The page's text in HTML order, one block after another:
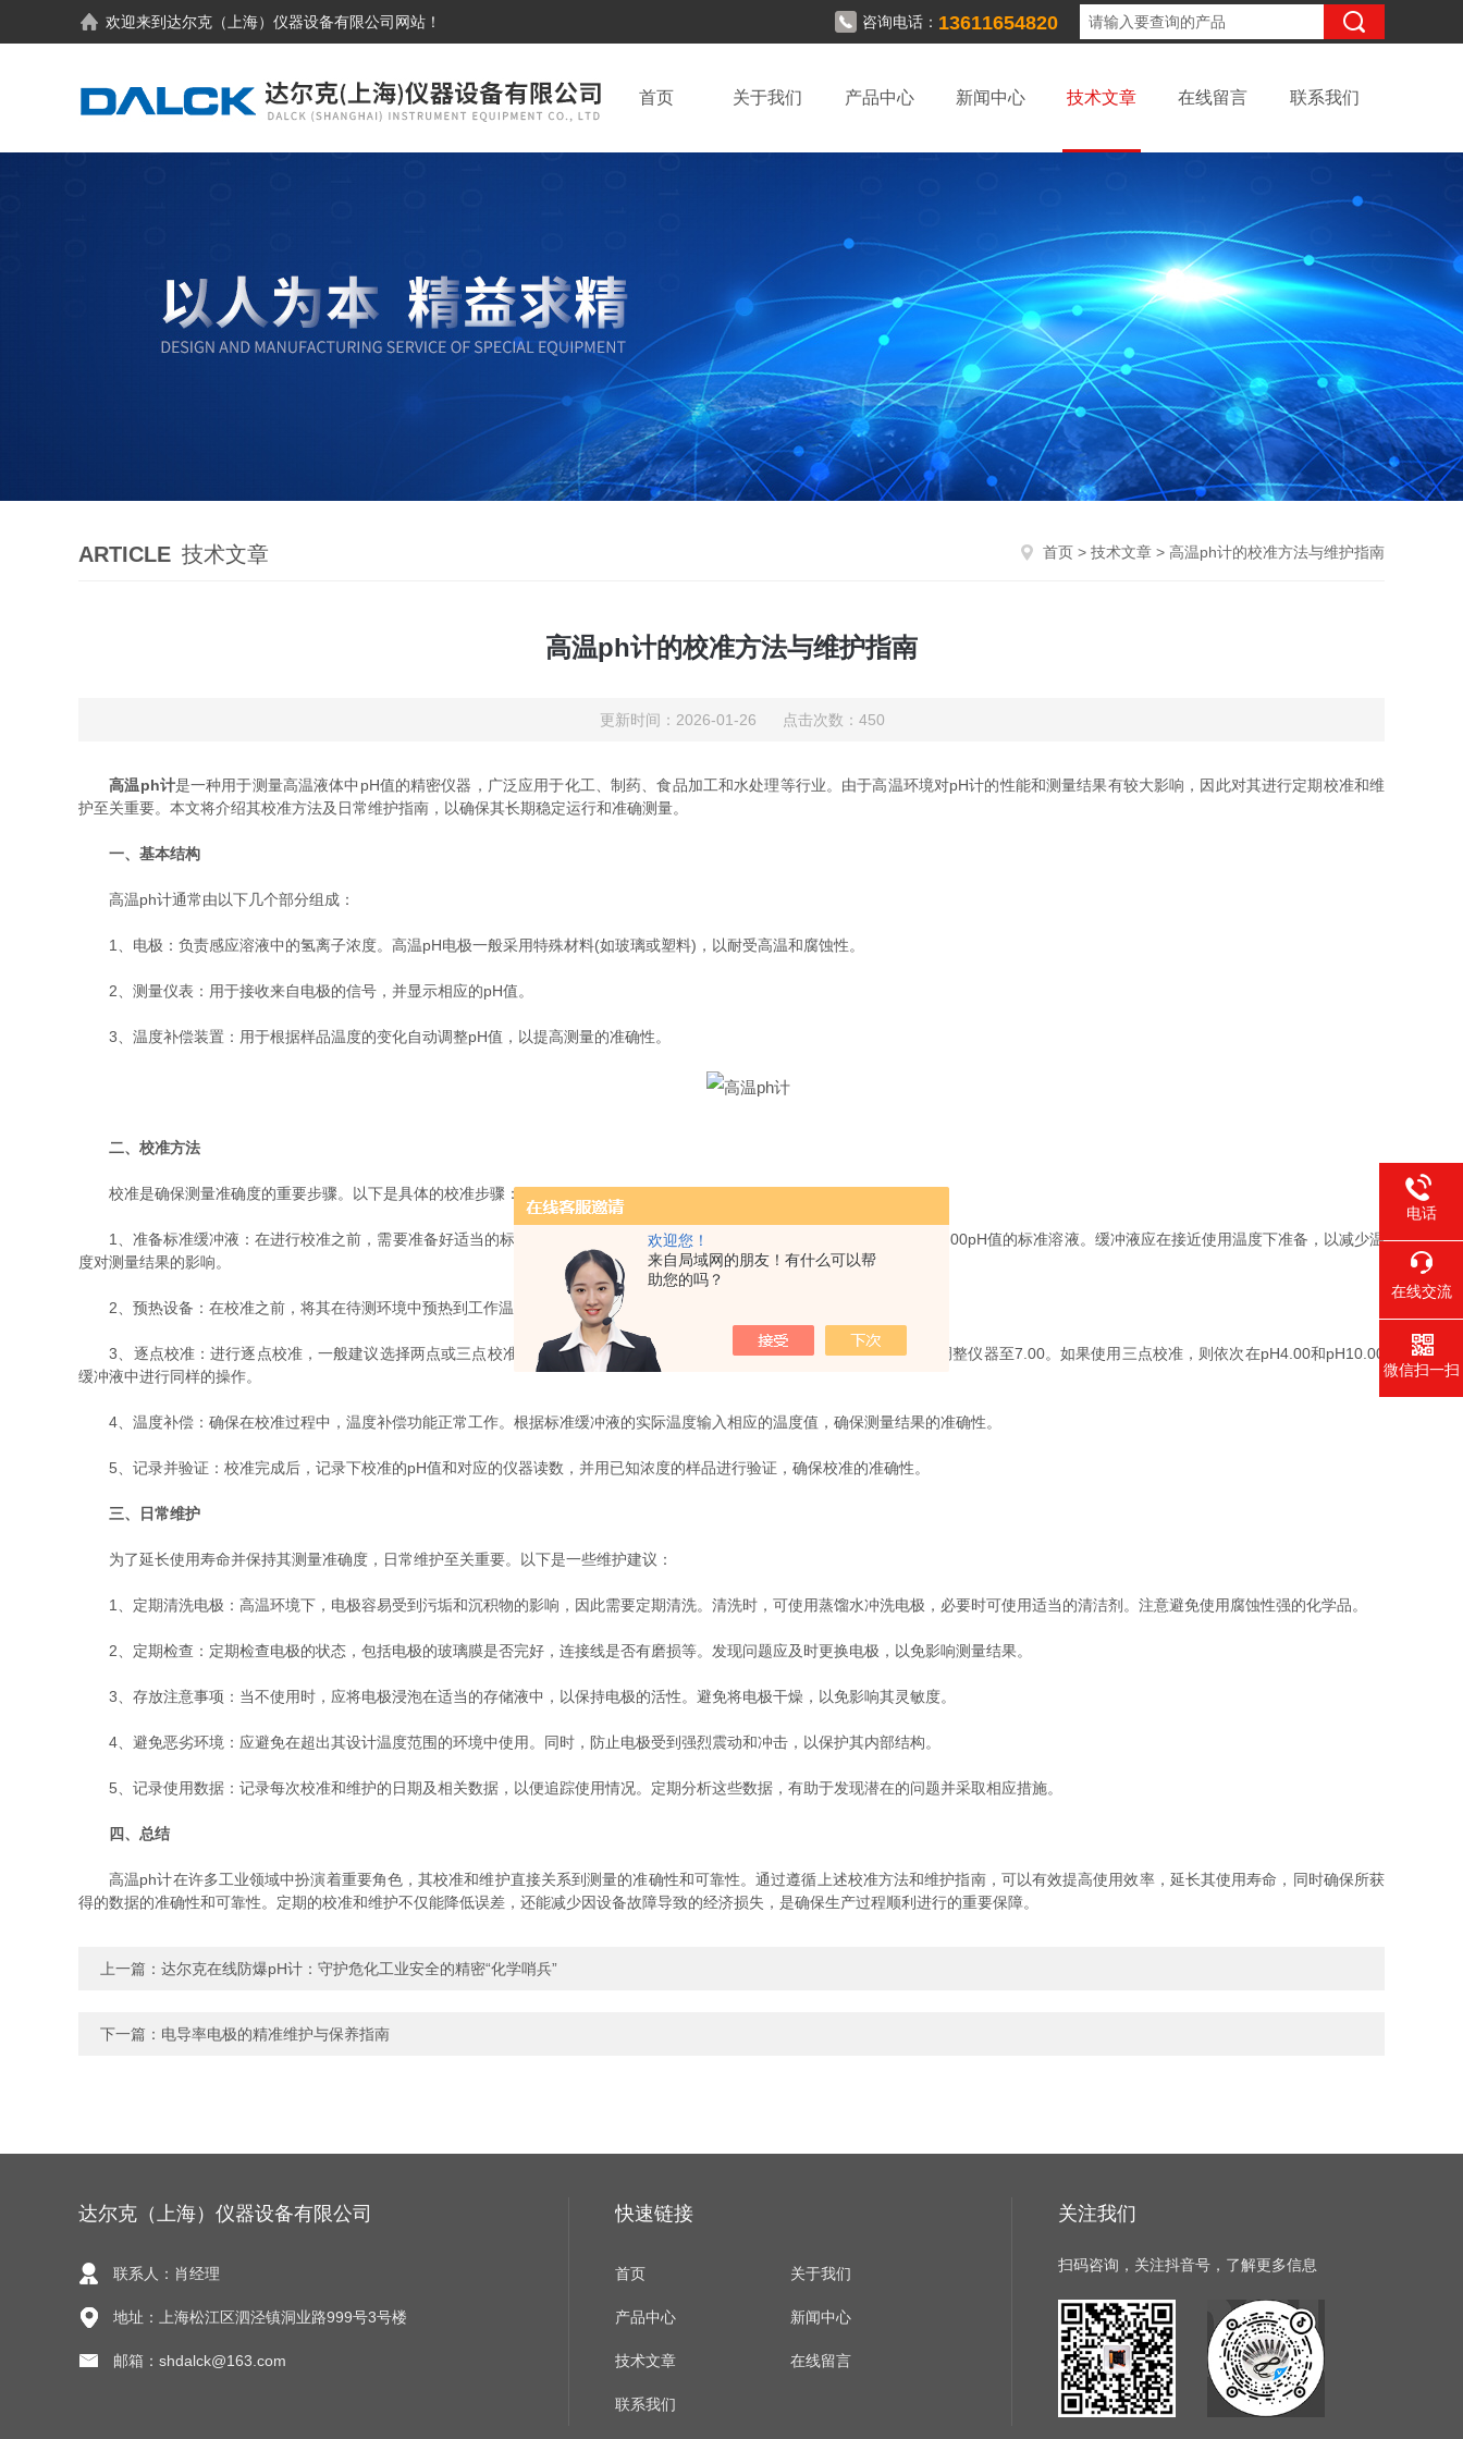
欢迎您！
来自局域网的朋友！有什么可以帮
助您的吗？
欢迎来到达尔克（上海）仪器设备有限公司 网站！ 咨询电话： 13611654820
首页 关于我们 产品中心 新闻中心 技术文章 在线留言 联系我们
ARTICLE 技术文章 首页 > 技术文章 > 高温ph计的校准方法与维护指南
高温ph计的校准方法与维护指南
更新时间：2026-01-26 点击次数：450
高温ph计是一种用于测量高温液体中pH值的精密仪器，广泛应用于化工、制药、食品加工和水处理等行业。由于高温环境对pH计的性能和测量结果有较大影响，因此对其进行定期校准和维
护至关重要。本文将介绍其校准方法及日常维护指南，以确保其长期稳定运行和准确测量。
一、基本结构
高温ph计通常由以下几个部分组成：
1、电极：负责感应溶液中的氢离子浓度。高温pH电极一般采用特殊材料(如玻璃或塑料)，以耐受高温和腐蚀性。
2、测量仪表：用于接收来自电极的信号，并显示相应的pH值。
3、温度补偿装置：用于根据样品温度的变化自动调整pH值，以提高测量的准确性。
二、校准方法
校准是确保测量准确度的重要步骤。以下是具体的校准步骤：
1、准备标准缓冲液：在进行校准之前，需要准备好适当的标准缓冲液。对于高温ph计，通常选择的缓冲液有4.00、7.00和10.00pH值的标准溶液。缓冲液应在接近使用温度下准备，以减少温
度对测量结果的影响。
2、预热设备：在校准之前，将其在待测环境中预热到工作温度。确保仪器和电极达到稳定的工作状态。
3、逐点校准：进行逐点校准，一般建议选择两点或三点校准。首先，将电极放入pH7.00的标准缓冲液中，待读数稳定后，调整仪器至7.00。如果使用三点校准，则依次在pH4.00和pH10.00
缓冲液中进行同样的操作。
4、温度补偿：确保在校准过程中，温度补偿功能正常工作。根据标准缓冲液的实际温度输入相应的温度值，确保测量结果的准确性。
5、记录并验证：校准完成后，记录下校准的pH值和对应的仪器读数，并用已知浓度的样品进行验证，确保校准的准确性。
三、日常维护
为了延长使用寿命并保持其测量准确度，日常维护至关重要。以下是一些维护建议：
1、定期清洗电极：高温环境下，电极容易受到污垢和沉积物的影响，因此需要定期清洗。清洗时，可使用蒸馏水冲洗电极，必要时可使用适当的清洁剂。注意避免使用腐蚀性强的化学品。
2、定期检查：定期检查电极的状态，包括电极的玻璃膜是否完好，连接线是否有磨损等。发现问题应及时更换电极，以免影响测量结果。
3、存放注意事项：当不使用时，应将电极浸泡在适当的存储液中，以保持电极的活性。避免将电极干燥，以免影响其灵敏度。
4、避免恶劣环境：应避免在超出其设计温度范围的环境中使用。同时，防止电极受到强烈震动和冲击，以保护其内部结构。
5、记录使用数据：记录每次校准和维护的日期及相关数据，以便追踪使用情况。定期分析这些数据，有助于发现潜在的问题并采取相应措施。
四、总结
高温ph计在许多工业领域中扮演着重要角色，其校准和维护直接关系到测量的准确性和可靠性。通过遵循上述校准方法和维护指南，可以有效提高使用效率，延长其使用寿命，同时确保所获
得的数据的准确性和可靠性。定期的校准和维护不仅能降低误差，还能减少因设备故障导致的经济损失，是确保生产过程顺利进行的重要保障。
上一篇： 达尔克在线防爆pH计：守护危化工业安全的精密“化学哨兵”
下一篇： 电导率电极的精准维护与保养指南
达尔克（上海）仪器设备有限公司
联系人：肖经理
地址：上海松江区泗泾镇洞业路999号3号楼
邮箱：shdalck@163.com
快速链接
首页 关于我们
产品中心 新闻中心
技术文章 在线留言
联系我们
关注我们
扫码咨询，关注抖音号，了解更多信息
电话
在线交流
微信扫一扫